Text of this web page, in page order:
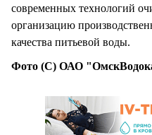
современных технологий
организацию
качества питьевой воды.
Фото (С) ОАО